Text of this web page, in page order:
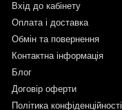
Вхід до кабінету
Оплата і доставка
Обмін та повернення
Контактна інформація
Блог
Договір оферти
Політика конфіденційності